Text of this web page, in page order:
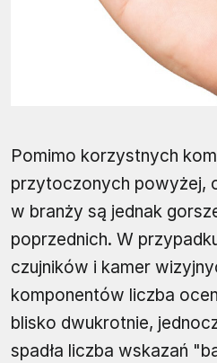
Pomimo korzystnych
przytoczonych powyżej,
w branży są jednak
poprzednich. W
czujników i kamer
komponentów liczba
blisko dwukrotnie,
spadła liczba wskazań